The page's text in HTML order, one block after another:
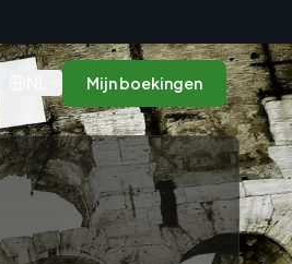
Mijn boekingen